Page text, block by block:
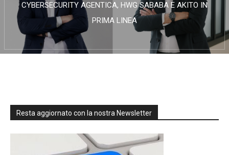
CYBERSECURITY AGENTICA, HWG SABABA E AKITO IN
PRIMA LINEA
Resta aggiornato con la nostra Newsletter